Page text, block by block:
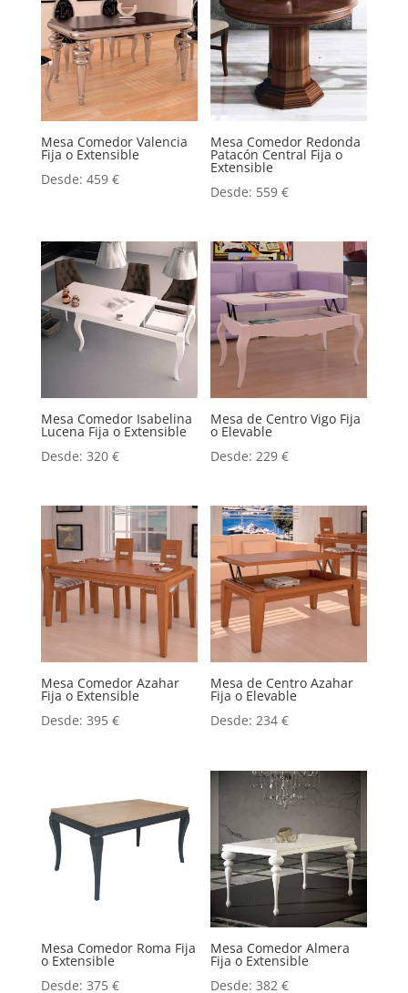
Mesa Comedor Valencia
Fija o Extensible
Desde: 459 €
Mesa Comedor Redonda
Patacón Central Fija o
Extensible
Desde: 559€
Mesa Comedor Isabelina
Lucena Fija o Extensible
Desde: 320 €
Mesa de Centro Vigo Fija
o Elevable
Desde:229€
Mesa Comedor Azahar
Fija o Extensible
Desde: 395 €
Mesa de Centro Azahar
Fija o Elevable
Desde:234€
Mesa Comedor Roma Fija
o Extensible
Desde: 375 €
Mesa Comedor Almera
Fija o Extensible
Desde:382€